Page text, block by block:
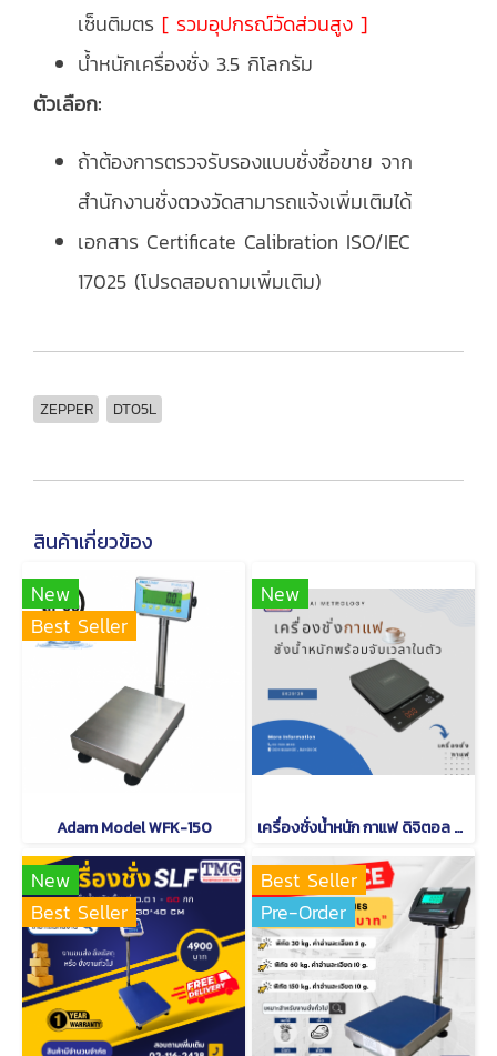
เซ็นติมตร [ รวมอุปกรณ์วัดส่วนสูง ]
น้ำหนักเครื่องชั่ง 3.5 กิโลกรัม
ตัวเลือก:
ถ้าต้องการตรวจรับรองแบบชั่งซื้อขาย จาก
สำนักงานชั่งตวงวัดสามารถแจ้งเพิ่มเติมได้
เอกสาร Certificate Calibration ISO/IEC
17025 (โปรดสอบถามเพิ่มเติม)
ZEPPER DT05L
สินค้าเกี่ยวข้อง
New
Best Seller
Adam Model WFK-150
New
เครื่องชั่งน้ำหนัก กาแฟ ดิจิตอล CAMRY EK 2912 R
New
Best Seller
Best Seller
Pre-Order